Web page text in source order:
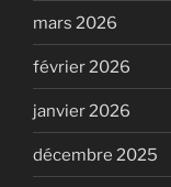
mars 2026
février 2026
janvier 2026
décembre 2025